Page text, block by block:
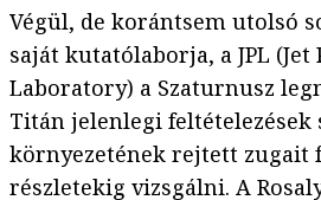
Végül, de korántsem utolsó
saját kutatólaborja, a JPL
Laboratory) a Szaturnusz
Titán jelenlegi feltételezések
környezetének rejtett zugait
részletekig vizsgálni. A